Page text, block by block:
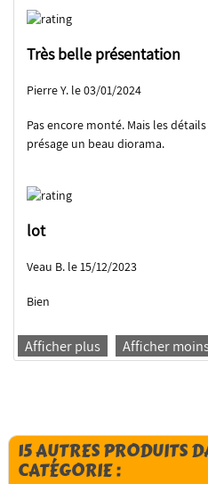
Très belle présentation
Pierre Y. le 03/01/2024
Pas encore monté. Mais les
présage un beau diorama.
lot
Veau B. le 15/12/2023
Bien
Afficher plus Afficher
15 AUTRES PRODUITS
CATÉGORIE :